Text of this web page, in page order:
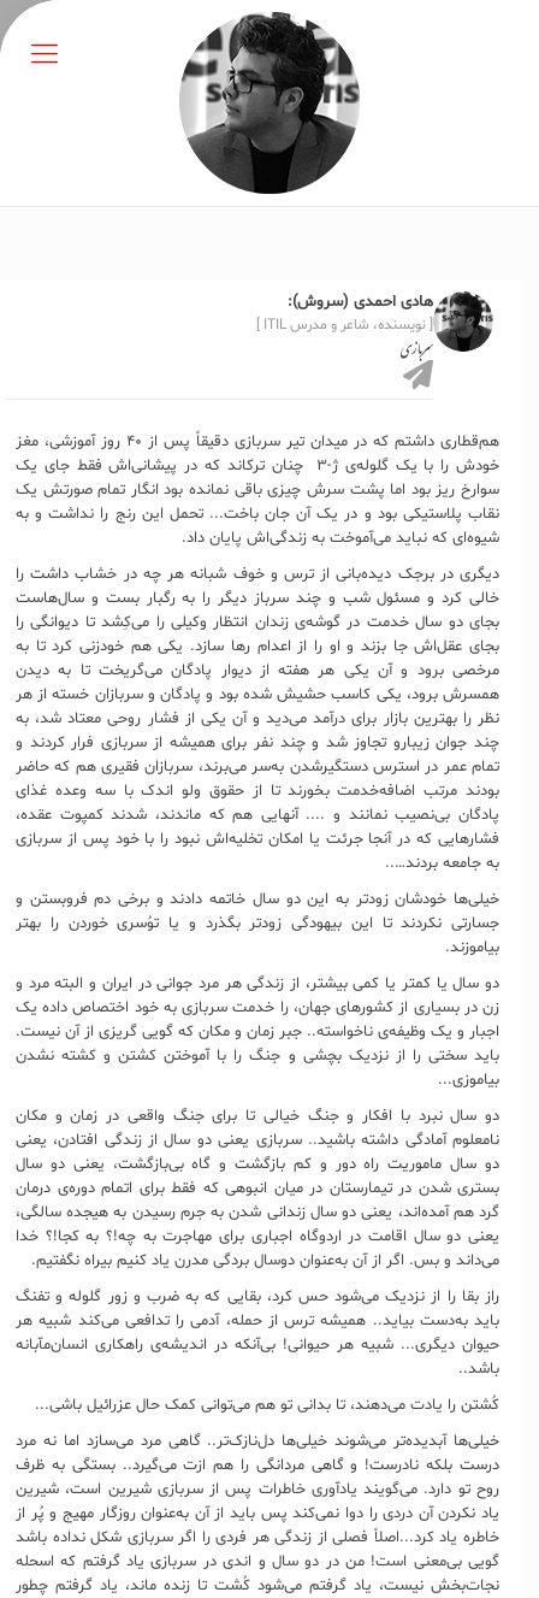
هادی احمدی (سروش):
[ نویسنده، شاعر و مدرس ITIL ]
سربازی
هم‌قطاری داشتم که در میدان تیر سربازی دقیقاً پس از ۴۰ روز آموزشی، مغز
خودش را با یک گلوله‌ی ژ-۳ چنان ترکاند که در پیشانی‌اش فقط جای یک
سوارخ ریز بود اما پشت سرش چیزی باقی نمانده بود انگار تمام صورتش یک
نقاب پلاستیکی بود و در یک آن جان باخت... تحمل این رنج را نداشت و به
شیوه‌ای که نباید می‌آموخت به زندگی‌اش پایان داد.
دیگری در برجک دید‌ه‌بانی از ترس و خوف شبانه هر چه در خشاب داشت را
خالی کرد و مسئول شب و چند سرباز دیگر را به رگبار بست و سال‌هاست
بجای دو سال خدمت در گوشه‌ی زندان انتظار وکیلی را می‌کِشد تا دیوانگی را
بجای عقل‌اش جا بزند و او را از اعدام رها سازد. یکی هم خودزنی کرد تا به
مرخصی برود و آن یکی هر هفته از دیوار پادگان می‌گریخت تا به دیدن
همسرش برود، یکی کاسب حشیش شده بود و پادگان و سربازان خسته از هر
نظر را بهترین بازار برای درآمد می‌دید و آن یکی از فشار روحی معتاد شد، به
چند جوان زیبارو تجاوز شد و چند نفر برای همیشه از سربازی فرار کردند و
تمام عمر در استرس دستگیر‌شدن به‌سر می‌برند، سربازان فقیری هم که حاضر
بودند مرتب اضافه‌خدمت بخورند تا از حقوق ولو اندک با سه وعده غذای
پادگان بی‌نصیب نمانند و .... آنهایی هم که ماندند، شدند کمپوت عقده،
فشارهایی که در آنجا جرئت یا امکان تخلیه‌اش نبود را با خود پس از سربازی
به جامعه بردند…..
خیلی‌ها خودشان زودتر به این دو سال خاتمه دادند و برخی دم فروبستن و
جسارتی نکردند تا این بیهود‌گی زودتر بگذرد و یا توُسری خوردن را بهتر
بیاموزند.
دو سال یا کمتر یا کمی بیشتر، از زندگی هر مرد جوانی در ایران و البته مرد و
زن در بسیاری از کشورهای جهان، را خدمت سربازی به خود اختصاص داده یک
اجبار و یک وظیفه‌ی ناخواسته.. جبر زمان و مکان که گویی گریزی از آن نیست.
باید سختی را از نزدیک بچشی و جنگ را با آموختن کشتن و کشته نشدن
بیاموزی...
دو سال نبرد با افکار و جنگ خیالی تا برای جنگ واقعی در زمان و مکان
نامعلوم آمادگی داشته باشید.. سربازی یعنی دو سال از زندگی افتادن، یعنی
دو سال ماموریت راه دور و کم بازگشت و گاه بی‌بازگشت، یعنی دو سال
بستری شدن در تیمارستان در میان انبوهی که فقط برای اتمام دوره‌ی درمان
گرد هم آمده‌اند، یعنی دو سال زندانی شدن به جرم رسیدن به هیجده سالگی،
یعنی دو سال اقامت در اردوگاه اجباری برای مهاجرت به چه!؟ به کجا!؟ خدا
می‌داند و بس. اگر از آن به‌عنوان دوسال بردگی مدرن یاد کنیم بیراه نگفتیم.
راز بقا را از نزدیک می‌شود حس کرد، بقایی که به ضرب و زور گلوله و تفنگ
باید به‌دست بیاید.. همیشه ترس از حمله، آدمی را تدافعی می‌کند شبیه هر
حیوان دیگری... شبیه هر حیوانی! بی‌آنکه در اندیشه‌ی راهکاری انسان‌مآبانه
باشد..
کُشتن را یادت می‌دهند، تا بدانی تو هم می‌توانی کمک حال عزرائیل باشی...
خیلی‌ها آبدیده‌تر می‌شوند خیلی‌ها دل‌نازک‌تر.. گاهی مرد می‌سازد اما نه مرد
درست بلکه نادرست! و گاهی مردانگی را هم ازت می‌گیرد.. بستگی به ظرف
روح تو دارد. می‌گویند یادآوری خاطرات پس از سربازی شیرین است، شیرین
یاد نکردن آن دردی را دوا نمی‌کند پس باید از آن به‌عنوان روزگار مهیج و پُر از
خاطره یاد کرد...اصلاً فصلی از زندگی هر فردی را اگر سربازی شکل نداده باشد
گویی بی‌معنی است! من در دو سال و اندی در سربازی یاد گرفتم که اسحله
نجات‌بخش نیست، یاد گرفتم می‌شود کُشت تا زنده ماند، یاد گرفتم چطور